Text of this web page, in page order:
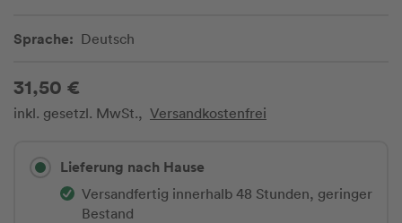
Sprache: Deutsch
31,50 €
inkl. gesetzl. MwSt., Versandkostenfrei
Lieferung nach Hause
Versandfertig innerhalb 48 Stunden, geringer
Bestand